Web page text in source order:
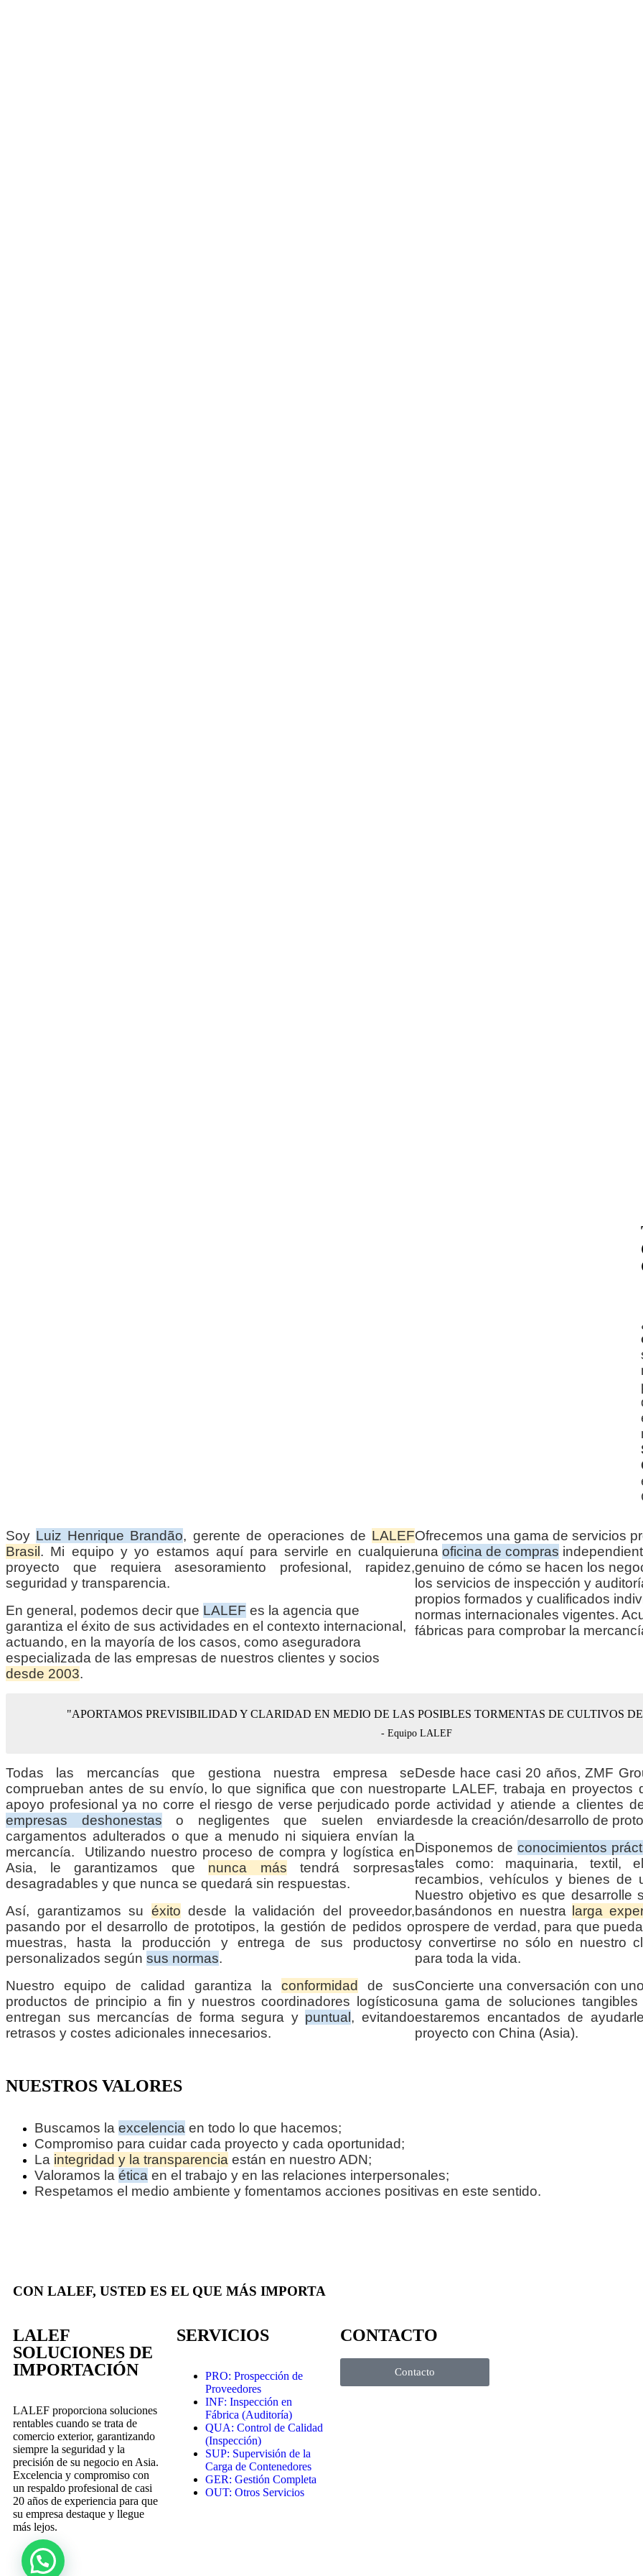
Soy Luiz Henrique Brandão, gerente de operaciones de LALEF
Brasil . Mi equipo y yo estamos aquí para servirle en cualquier
proyecto que requiera asesoramiento profesional, rapidez,
seguridad y transparencia.
En general, podemos decir que LALEF es la agencia que
garantiza el éxito de sus actividades en el contexto internacional,
actuando, en la mayoría de los casos, como aseguradora
especializada de las empresas de nuestros clientes y socios
desde 2003.
Ofrecemos una gama de servicios
una oficina de compras
genuino de cómo se hacen los
los servicios de inspección y
propios formados y cualificados
normas internacionales vigentes.
fábricas para comprobar la
"APORTAMOS PREVISIBILIDAD Y CLARIDAD EN MEDIO DE LAS POSIBLES TORMENTAS DE CULTIVOS
- Equipo LALEF
Todas las mercancías que gestiona nuestra empresa se
comprueban antes de su envío, lo que significa que con nuestro
apoyo profesional ya no corre el riesgo de verse perjudicado por
empresas deshonestas o negligentes que suelen enviar
cargamentos adulterados o que a menudo ni siquiera envían la
mercancía. Utilizando nuestro proceso de compra y logística en
Asia, le garantizamos que nunca más tendrá sorpresas
desagradables y que nunca se quedará sin respuestas.
Así, garantizamos su éxito desde la validación del proveedor,
pasando por el desarrollo de prototipos, la gestión de pedidos o
muestras, hasta la producción y entrega de sus productos
personalizados según sus normas.
Nuestro equipo de calidad garantiza la conformidad
de sus
productos de principio a fin y nuestros coordinadores logísticos
entregan sus mercancías de forma segura y puntual , evitando
retrasos y costes adicionales innecesarios.
Desde hace casi 20 años, ZMF
parte LALEF, trabaja en proyectos
de actividad y atiende a clientes
desde la creación/desarrollo de
Disponemos de conocimientos
tales como: maquinaria, textil,
recambios, vehículos y bienes de
Nuestro objetivo es que desarrolle
basándonos en nuestra
larga
prospere de verdad, para que
y convertirse no sólo en nuestro
para toda la vida.
Concierte una conversación con
una gama de soluciones
estaremos encantados de
proyecto con China (Asia).
NUESTROS VALORES
Buscamos la excelencia en todo lo que hacemos;
Compromiso para cuidar cada proyecto y cada oportunidad;
La integridad y la transparencia están en nuestro ADN;
Valoramos la ética en el trabajo y en las relaciones interpersonales;
Respetamos el medio ambiente y fomentamos acciones positivas en este sentido.
CON LALEF, USTED ES EL QUE MÁS IMPORTA
LALEF
SOLUCIONES DE
IMPORTACIÓN
LALEF proporciona soluciones
rentables cuando se trata de
comercio exterior, garantizando
siempre la seguridad y la
precisión de su negocio en Asia.
Excelencia y compromiso con
un respaldo profesional de casi
20 años de experiencia para que
su empresa destaque y llegue
más lejos.
SERVICIOS
PRO: Prospección de
Proveedores
INF: Inspección en
Fábrica (Auditoría)
QUA: Control de Calidad
(Inspección)
SUP: Supervisión de la
Carga de Contenedores
GER: Gestión Completa
OUT: Otros Servicios
CONTACTO
Contacto